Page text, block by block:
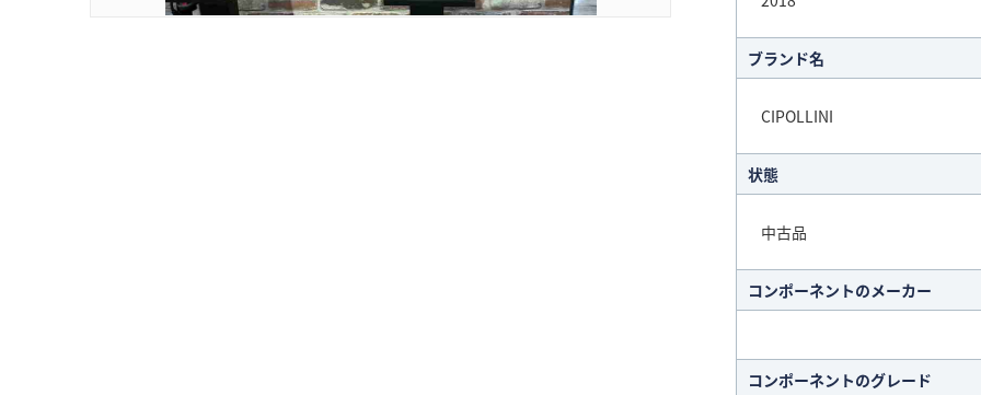
ブランド名
CIPOLLINI
状態
中古品
コンポーネントのメーカー
コンポーネントのグレード